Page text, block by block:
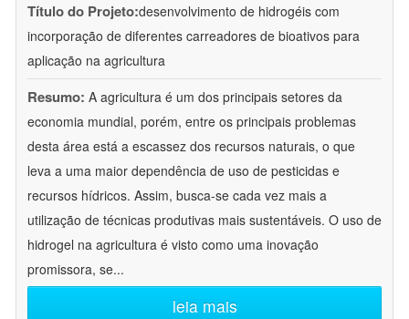
Título do Projeto:desenvolvimento de hidrogéis com
incorporação de diferentes carreadores de bioativos para
aplicação na agricultura
Resumo: A agricultura é um dos principais setores da
economia mundial, porém, entre os principais problemas
desta área está a escassez dos recursos naturais, o que
leva a uma maior dependência de uso de pesticidas e
recursos hídricos. Assim, busca-se cada vez mais a
utilização de técnicas produtivas mais sustentáveis. O uso de
hidrogel na agricultura é visto como uma inovação
promissora, se...
leia mais